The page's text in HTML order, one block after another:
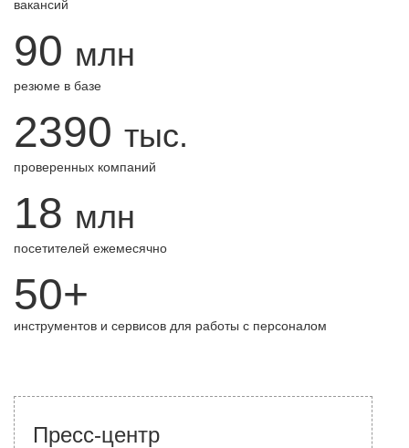
вакансий
90 млн
резюме в базе
2390 тыс.
проверенных компаний
18 млн
посетителей ежемесячно
50+
инструментов и сервисов для работы с персоналом
Пресс-центр